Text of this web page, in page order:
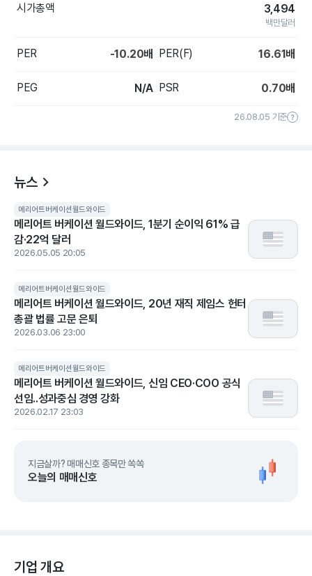
시가총액 3,494
백만달러
PER -10.20배 PER(F) 16.61배
PEG N/A PSR 0.70배
26.08.05 기준
뉴스
메리어트버케이션월드와이드
메리어트 버케이션 월드와이드, 1분기 순이익 61% 급
감·22억 달러
2026.05.05 20:05
메리어트버케이션월드와이드
메리어트 버케이션 월드와이드, 20년 재직 제임스 헌터
총괄 법률 고문 은퇴
2026.03.06 23:00
메리어트버케이션월드와이드
메리어트 버케이션 월드와이드, 신임 CEO·COO 공식
선임..성과중심 경영 강화
2026.02.17 23:03
지금살까? 매매신호 종목만 쏙쏙
오늘의 매매신호
기업 개요